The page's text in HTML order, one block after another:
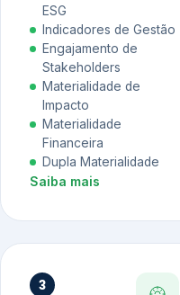
ESG
Indicadores de Gestão
Engajamento de
Stakeholders
Materialidade de
Impacto
Materialidade
Financeira
Dupla Materialidade
Saiba mais
3